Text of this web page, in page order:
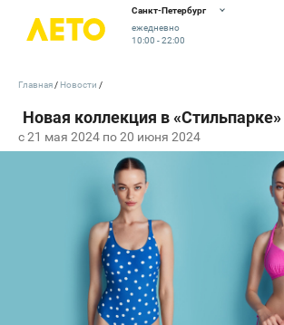
Санкт-Петербург
ежедневно
10:00 - 22:00
c 21 мая 2024 по 20 июня 2024
Главная Новости